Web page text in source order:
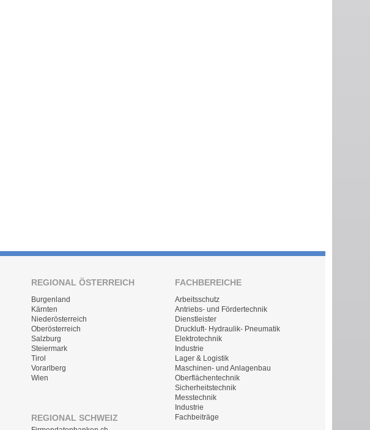
REGIONAL ÖSTERREICH
Burgenland
Kärnten
Niederösterreich
Oberösterreich
Salzburg
Steiermark
Tirol
Vorarlberg
Wien
REGIONAL SCHWEIZ
FACHBEREICHE
Arbeitsschutz
Antriebs- und Fördertechnik
Dienstleister
Druckluft- Hydraulik- Pneumatik
Elektrotechnik
Industrie
Lager & Logistik
Maschinen- und Anlagenbau
Oberflächentechnik
Sicherheitstechnik
Messtechnik
Industrie
Fachbeiträge